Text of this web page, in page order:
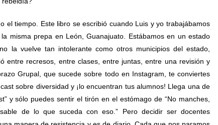
el tiempo. Este libro se escribió cuando Luis y yo trabajábamos
misma prepa en León, Guanajuato. Estábamos en un estado
la vuelve tan intolerante como otros municipios del estado,
entre recresos, entre clases, entre juntas, entre una revisión y
Grupal, que sucede sobre todo en Instagram, te conviertes
sobre diversidad y ¡lo encuentran tus alumnos! Llega una de
y sólo puedes sentir el tirón en el estómago de “No manches,
de lo que suceda con eso.” Pero decidir ser docentes